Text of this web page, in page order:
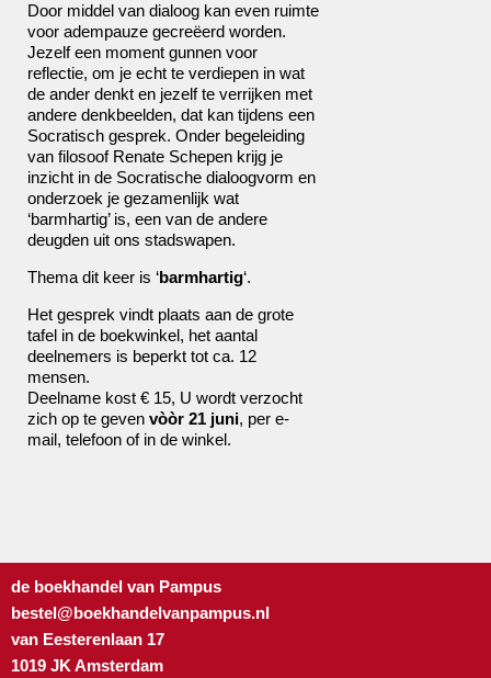
Door middel van dialoog kan even ruimte
voor adempauze gecreëerd worden.
Jezelf een moment gunnen voor
reflectie, om je echt te verdiepen in wat
de ander denkt en jezelf te verrijken met
andere denkbeelden, dat kan tijdens een
Socratisch gesprek. Onder begeleiding
van filosoof Renate Schepen krijg je
inzicht in de Socratische dialoogvorm en
onderzoek je gezamenlijk wat
‘barmhartig’ is, een van de andere
deugden uit ons stadswapen.
Thema dit keer is ‘barmhartig‘.
Het gesprek vindt plaats aan de grote
tafel in de boekwinkel, het aantal
deelnemers is beperkt tot ca. 12
mensen.
Deelname kost € 15, U wordt verzocht
zich op te geven vòòr 21 juni, per e-
mail, telefoon of in de winkel.
de boekhandel van Pampus
bestel@boekhandelvanpampus.nl
van Eesterenlaan 17
1019 JK Amsterdam